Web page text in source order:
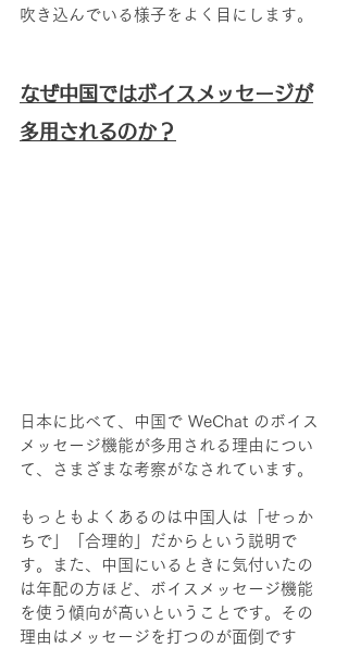
吹き込んでいる様子をよく目にします。
なぜ中国ではボイスメッセージが
多用されるのか？
日本に比べて、中国で WeChat のボイス
メッセージ機能が多用される理由につい
て、さまざまな考察がなされています。
もっともよくあるのは中国人は「せっか
ちで」「合理的」だからという説明で
す。また、中国にいるときに気付いたの
は年配の方ほど、ボイスメッセージ機能
を使う傾向が高いということです。その
理由はメッセージを打つのが面倒です